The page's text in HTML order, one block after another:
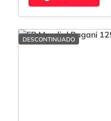
DESCONTINUADO